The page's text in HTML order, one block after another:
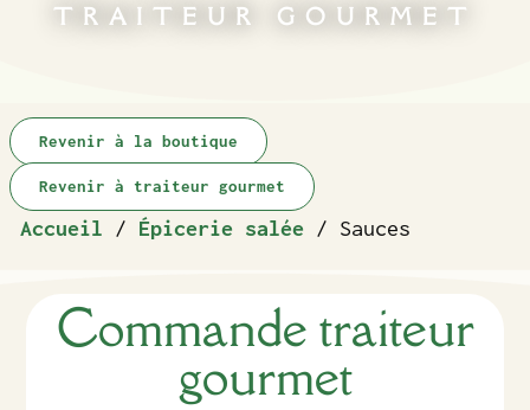
TRAITEUR GOURMET
Revenir à la boutique
Revenir à traiteur gourmet
Accueil / Épicerie salée / Sauces
Commande traiteur
gourmet